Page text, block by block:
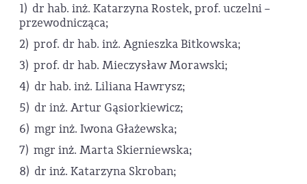
1) dr hab. inż. Katarzyna Rostek, prof. uczelni –
przewodnicząca;
2) prof. dr hab. inż. Agnieszka Bitkowska;
3) prof. dr hab. Mieczysław Morawski;
4) dr hab. inż. Liliana Hawrysz;
5) dr inż. Artur Gąsiorkiewicz;
6) mgr inż. Iwona Głażewska;
7) mgr inż. Marta Skierniewska;
8) dr inż. Katarzyna Skroban;